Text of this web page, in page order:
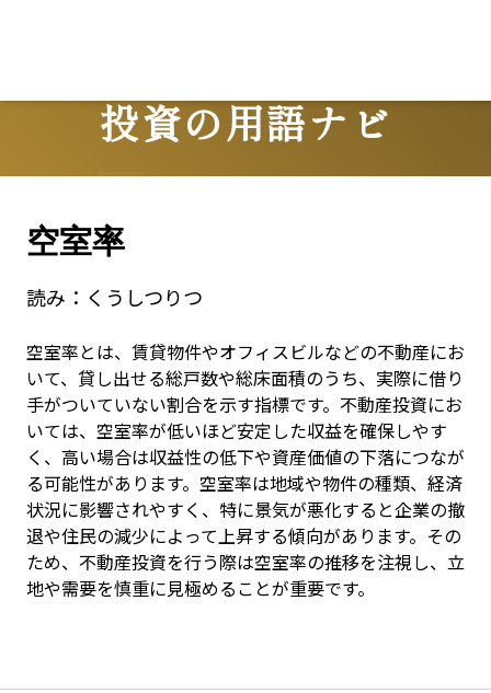
投資の用語ナビ
Terms
空室率
読み： くうしつりつ
空室率とは、賃貸物件やオフィスビルなどの不動産にお
いて、貸し出せる総戸数や総床面積のうち、実際に借り
手がついていない割合を示す指標です。不動産投資にお
いては、空室率が低いほど安定した収益を確保しやす
く、高い場合は収益性の低下や資産価値の下落につなが
る可能性があります。空室率は地域や物件の種類、経済
状況に影響されやすく、特に景気が悪化すると企業の撤
退や住民の減少によって上昇する傾向があります。その
ため、不動産投資を行う際は空室率の推移を注視し、立
地や需要を慎重に見極めることが重要です。